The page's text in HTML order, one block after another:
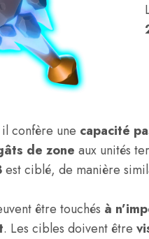
confère une capacité
de zone aux unités
est ciblé, de manière
être touchés à
. Les cibles doivent être